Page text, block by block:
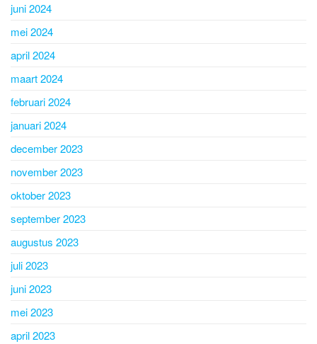
juni 2024
mei 2024
april 2024
maart 2024
februari 2024
januari 2024
december 2023
november 2023
oktober 2023
september 2023
augustus 2023
juli 2023
juni 2023
mei 2023
april 2023